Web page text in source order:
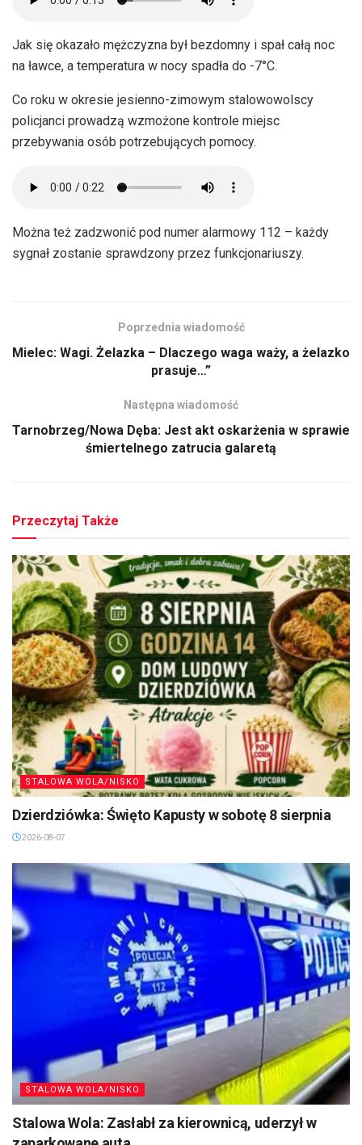
Jak się okazało mężczyzna był bezdomny i spał całą noc
na ławce, a temperatura w nocy spadła do -7°C.
Co roku w okresie jesienno-zimowym stalowowolscy
policjanci prowadzą wzmożone kontrole miejsc
przebywania osób potrzebujących pomocy.
Można też zadzwonić pod numer alarmowy 112 – każdy
sygnał zostanie sprawdzony przez funkcjonariuszy.
Poprzednia wiadomość
Mielec: Wagi. Żelazka – Dlaczego waga waży, a żelazko
prasuje…”
Następna wiadomość
Tarnobrzeg/Nowa Dęba: Jest akt oskarżenia w sprawie
śmiertelnego zatrucia galaretą
Przeczytaj Także
STALOWA WOLA/NISKO
Dzierdziówka: Święto Kapusty w sobotę 8 sierpnia
2026-08-07
STALOWA WOLA/NISKO
Stalowa Wola: Zasłabł za kierownicą, uderzył w